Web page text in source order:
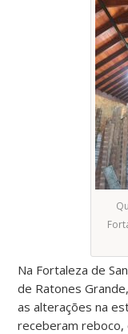
Na Fortaleza de
de Ratones
as alterações na
receberam reboco,